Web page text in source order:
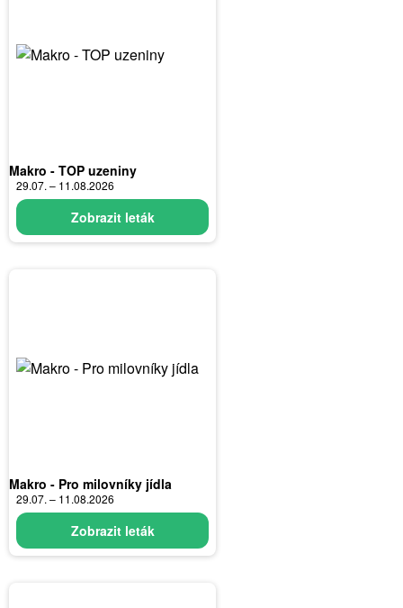
Makro - TOP uzeniny
29.07. – 11.08.2026
Zobrazit leták
Makro - Pro milovníky jídla
29.07. – 11.08.2026
Zobrazit leták